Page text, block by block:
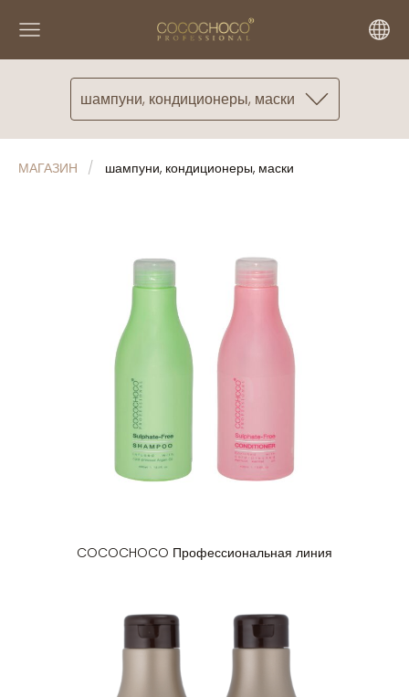
шампуни, кондиционеры, маски
МАГАЗИН шампуни, кондиционеры, маски
COCOCHOCO Профессиональная линия